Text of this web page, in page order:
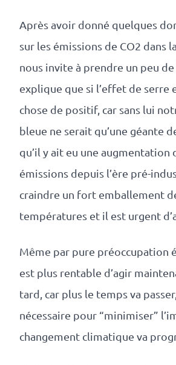
Après avoir donné quelques
sur les émissions de CO2 dans
nous invite à prendre un peu
explique que si l’effet de serre
chose de positif, car sans lui
bleue ne serait qu’une géante
qu’il y ait eu une augmentation
émissions depuis l’ère pré-
craindre un fort emballement
températures et il est urgent
Même par pure préoccupation
est plus rentable d’agir
tard, car plus le temps va
nécessaire pour “minimiser”
changement climatique va